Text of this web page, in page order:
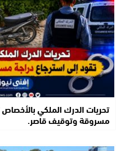
تحريات الدرك الملكي
مسروقة وتوقيف قاصر.